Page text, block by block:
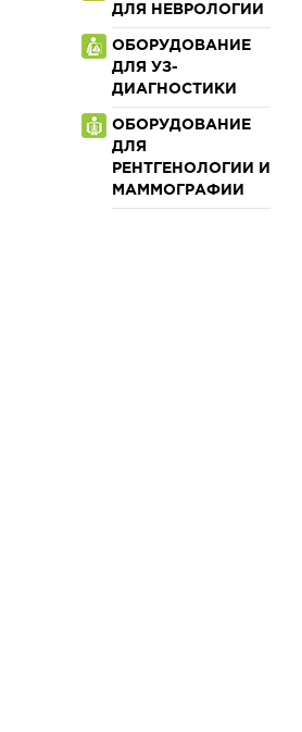
ДЛЯ НЕВРОЛОГИИ
ОБОРУДОВАНИЕ
ДЛЯ УЗ-
ДИАГНОСТИКИ
ОБОРУДОВАНИЕ
ДЛЯ
РЕНТГЕНОЛОГИИ И
МАММОГРАФИИ